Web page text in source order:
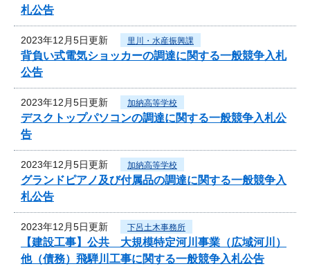
札公告
2023年12月5日更新 里川・水産振興課
背負い式電気ショッカーの調達に関する一般競争入札
公告
2023年12月5日更新 加納高等学校
デスクトップパソコンの調達に関する一般競争入札公
告
2023年12月5日更新 加納高等学校
グランドピアノ及び付属品の調達に関する一般競争入
札公告
2023年12月5日更新 下呂土木事務所
【建設工事】公共 大規模特定河川事業（広域河川）
他（債務）飛騨川工事に関する一般競争入札公告